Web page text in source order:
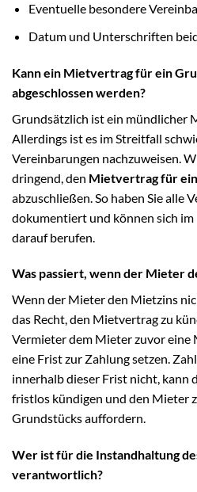
Eventuelle besondere
Datum und Unterschriften
Kann ein Mietvertrag für ein
abgeschlossen werden?
Grundsätzlich ist ein mündlicher
Allerdings ist es im Streitfall
Vereinbarungen nachzuweisen.
dringend, den Mietvertrag für
abzuschließen. So haben Sie alle
dokumentiert und können sich
darauf berufen.
Was passiert, wenn der Mieter
Wenn der Mieter den Mietzins
das Recht, den Mietvertrag zu
Vermieter dem Mieter zuvor eine
eine Frist zur Zahlung setzen.
innerhalb dieser Frist nicht, kann
fristlos kündigen und den Mieter
Grundstücks auffordern.
Wer ist für die Instandhaltung
verantwortlich?